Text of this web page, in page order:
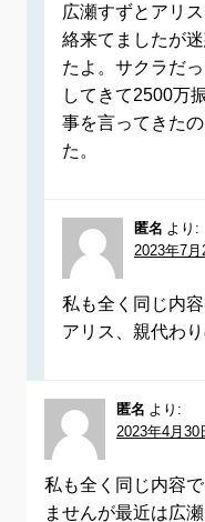
広瀬すずとアリ
絡来てましたが
たよ。サクラだ
してきて2500万
事を言ってきた
た。
匿名
より:
2023年7月
私も全く同じ内
アリス、親代わり
匿名
より:
2023年4月30
私も全く同じ内容
ませんが最近は広